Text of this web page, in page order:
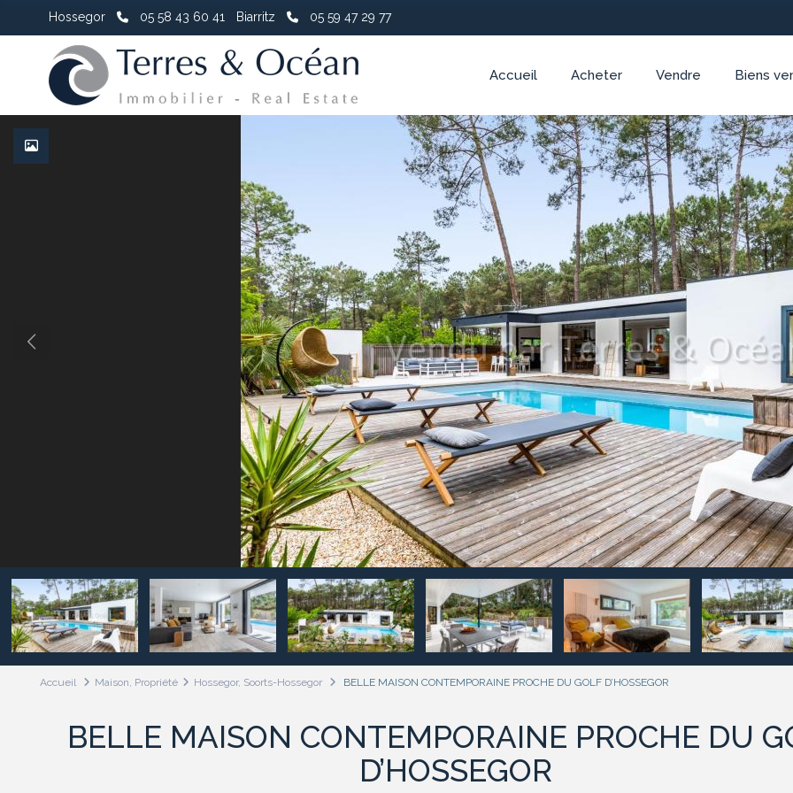
Hossegor 05 58 43 60 41 Biarritz 05 59 47 29 77
Accueil Acheter Vendre Biens
Accueil Maison, Propriété Hossegor, Soorts-Hossegor BELLE MAISON CONTEMPORAINE PROCHE DU GOLF D’HOSSEGOR
BELLE MAISON CONTEMPORAINE PROCHE DU
D’HOSSEGOR